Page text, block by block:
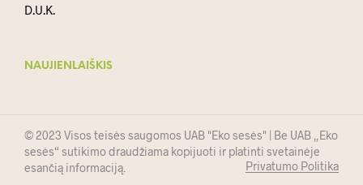
D.U.K.
NAUJIENLAIŠKIS
© 2023 Visos teisės saugomos UAB "Eko sesės" | Be UAB „Eko
sesės“ sutikimo draudžiama kopijuoti ir platinti svetainėje
esančią informaciją.
Privatumo Politika